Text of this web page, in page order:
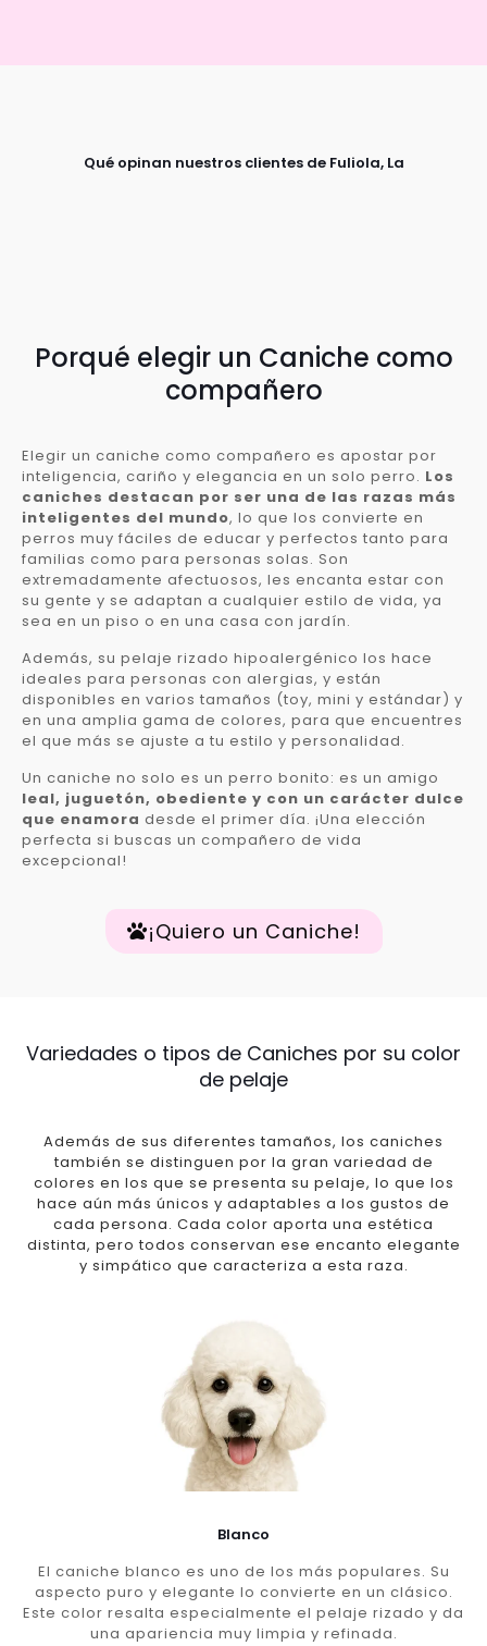
Qué opinan nuestros clientes de Fuliola, La
Porqué elegir un Caniche como
compañero
Elegir un caniche como compañero es apostar por
inteligencia, cariño y elegancia en un solo perro. Los
caniches destacan por ser una de las razas más
inteligentes del mundo, lo que los convierte en
perros muy fáciles de educar y perfectos tanto para
familias como para personas solas. Son
extremadamente afectuosos, les encanta estar con
su gente y se adaptan a cualquier estilo de vida, ya
sea en un piso o en una casa con jardín.
Además, su pelaje rizado hipoalergénico los hace
ideales para personas con alergias, y están
disponibles en varios tamaños (toy, mini y estándar) y
en una amplia gama de colores, para que encuentres
el que más se ajuste a tu estilo y personalidad.
Un caniche no solo es un perro bonito: es un amigo
leal, juguetón, obediente y con un carácter dulce
que enamora desde el primer día. ¡Una elección
perfecta si buscas un compañero de vida
excepcional!
¡Quiero un Caniche!
Variedades o tipos de Caniches por su color
de pelaje
Además de sus diferentes tamaños, los caniches
también se distinguen por la gran variedad de
colores en los que se presenta su pelaje, lo que los
hace aún más únicos y adaptables a los gustos de
cada persona. Cada color aporta una estética
distinta, pero todos conservan ese encanto elegante
y simpático que caracteriza a esta raza.
Blanco
El caniche blanco es uno de los más populares. Su
aspecto puro y elegante lo convierte en un clásico.
Este color resalta especialmente el pelaje rizado y da
una apariencia muy limpia y refinada.